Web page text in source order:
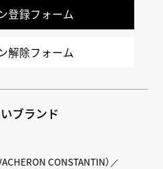
登録フォーム
解除フォーム
ブランド
CONSTANTIN）